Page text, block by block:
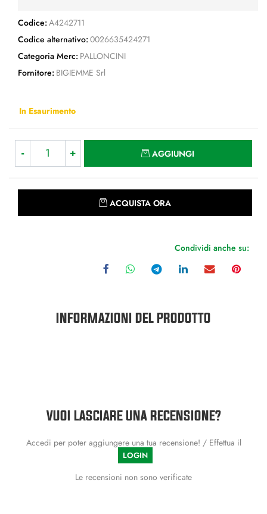
Codice: A4242711
Codice alternativo: 0026635424271
Categoria Merc: PALLONCINI
Fornitore: BIGIEMME Srl
In Esaurimento
AGGIUNGI
ACQUISTA ORA
Condividi anche su:
INFORMAZIONI DEL PRODOTTO
VUOI LASCIARE UNA RECENSIONE?
Accedi per poter aggiungere una tua recensione! / Effettua il
LOGIN
Le recensioni non sono verificate